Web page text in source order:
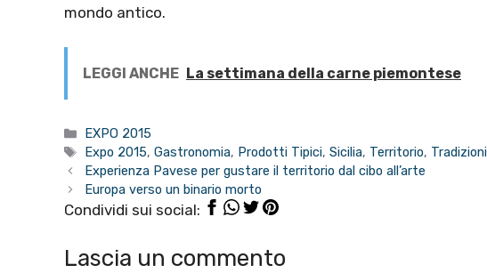
mondo antico.
LEGGI ANCHE La settimana della carne piemontese
Categorie
EXPO 2015
Tag
Expo 2015,Gastronomia, Prodotti Tipici,Sicilia, Territorio, Tradizioni
Experienza Pavese per gustare il territorio dal cibo all’arte
Europa verso un binario morto
Condividi sui social:
Lascia un commento